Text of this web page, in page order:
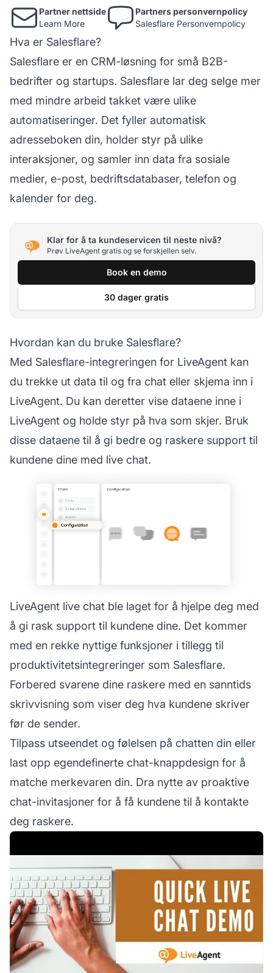
Partner nettside
Learn More
Partners personvernpolicy
Salesflare Personvernpolicy
Hva er Salesflare?
Salesflare er en CRM-løsning for små B2B-
bedrifter og startups. Salesflare lar deg selge mer
med mindre arbeid takket være ulike
automatiseringer. Det fyller automatisk
adresseboken din, holder styr på ulike
interaksjoner, og samler inn data fra sosiale
medier, e-post, bedriftsdatabaser, telefon og
kalender for deg.
Klar for å ta kundeservicen til neste nivå?
Prøv LiveAgent gratis og se forskjellen selv.
Book en demo
30 dager gratis
Hvordan kan du bruke Salesflare?
Med Salesflare-integreringen for LiveAgent kan
du trekke ut data til og fra chat eller skjema inn i
LiveAgent. Du kan deretter vise dataene inne i
LiveAgent og holde styr på hva som skjer. Bruk
disse dataene til å gi bedre og raskere support til
kundene dine med live chat.
LiveAgent live chat ble laget for å hjelpe deg med
å gi rask support til kundene dine. Det kommer
med en rekke nyttige funksjoner i tillegg til
produktivitetsintegreringer som Salesflare.
Forbered svarene dine raskere med en sanntids
skrivvisning som viser deg hva kundene skriver
før de sender.
Tilpass utseendet og følelsen på chatten din eller
last opp egendefinerte chat-knappdesign for å
matche merkevaren din. Dra nytte av proaktive
chat-invitasjoner for å få kundene til å kontakte
deg raskere.